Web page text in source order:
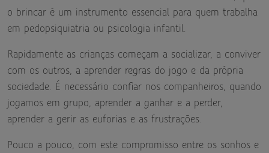
o brincar é um instrumento essencial para quem trabalha
em pedopsiquiatria ou psicologia infantil.
Rapidamente as crianças começam a socializar, a conviver
com os outros, a aprender regras do jogo e da própria
sociedade. É necessário confiar nos companheiros, quando
jogamos em grupo, aprender a ganhar e a perder,
aprender a gerir as euforias e as frustrações.
Pouco a pouco, com este compromisso entre os sonhos e